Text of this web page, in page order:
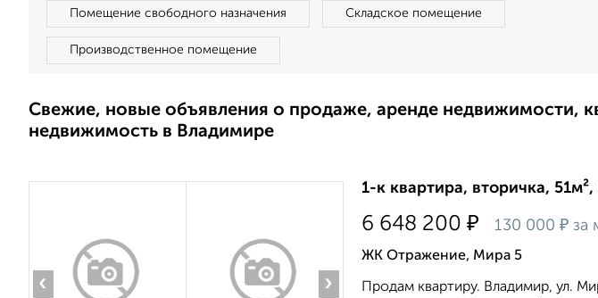
Помещение свободного назначения Складское помещение
Производственное помещение
Свежие, новые объявления о продаже, аренде недвижимости,
недвижимость в Владимире
‹ ›
1-к квартира, вторичка,
6 648 200 ₽ 130 000 ₽ за
ЖК Отражение, Мира 5
Продам квартиру. Владимир, ул.